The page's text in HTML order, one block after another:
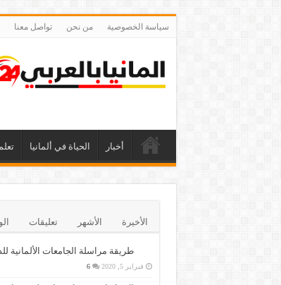
سياسة الخصوصية من نحن تواصل معنا
أخبار الحياة في ألمانيا
الأخيرة الأشهر تعليقات
طريقة مراسلة الجامعات الألمانية
فبراير 5, 2020 6